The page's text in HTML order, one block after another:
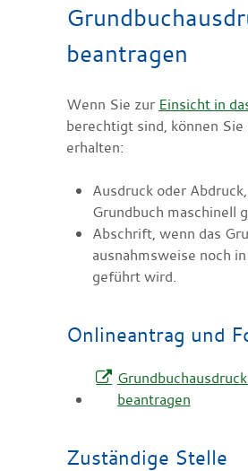
beantragen
Wenn Sie zur Einsicht in
berechtigt sind, können Sie
erhalten:
Ausdruck oder
Grundbuch maschinell
Abschrift, wenn das
ausnahmsweise noch
geführt wird.
Onlineantrag und
beantragen
Zuständige Stelle